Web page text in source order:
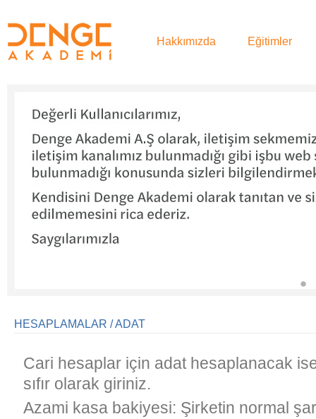
Hakkımızda Eğitimler
HESAPLAMALAR / ADAT
Cari hesaplar için adat hesaplanacak
sıfır olarak giriniz.
Azami kasa bakiyesi: Şirketin normal